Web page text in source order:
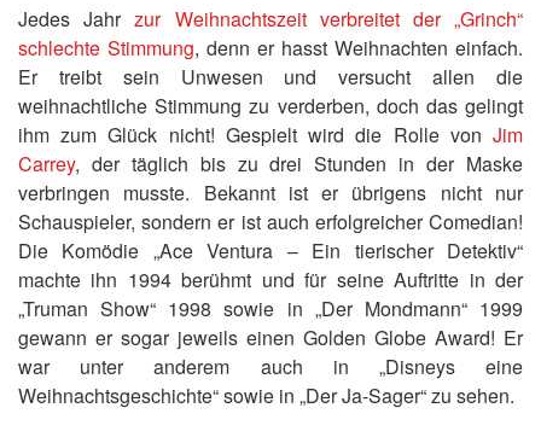
Jedes Jahrzur Weihnachtszeit verbreitet der „Grinch“
schlechte Stimmung, denn er hasst Weihnachten einfach.
Er treibt sein Unwesen und versucht allen die
weihnachtliche Stimmung zu verderben, doch das gelingt
ihm zum Glück nicht! Gespielt wird die Rolle von Jim
Carrey, der täglich bis zu drei Stunden in der Maske
verbringen musste. Bekannt ist er übrigens nicht nur
Schauspieler, sondern er ist auch erfolgreicher Comedian!
Die Komödie „Ace Ventura – Ein tierischer Detektiv“
machte ihn 1994 berühmt und für seine Auftritte in der
„Truman Show“ 1998 sowie in „Der Mondmann“ 1999
gewann er sogar jeweils einen Golden Globe Award! Er
war unter anderem auch in „Disneys eine
Weihnachtsgeschichte“ sowie in „Der Ja-Sager“ zu sehen.